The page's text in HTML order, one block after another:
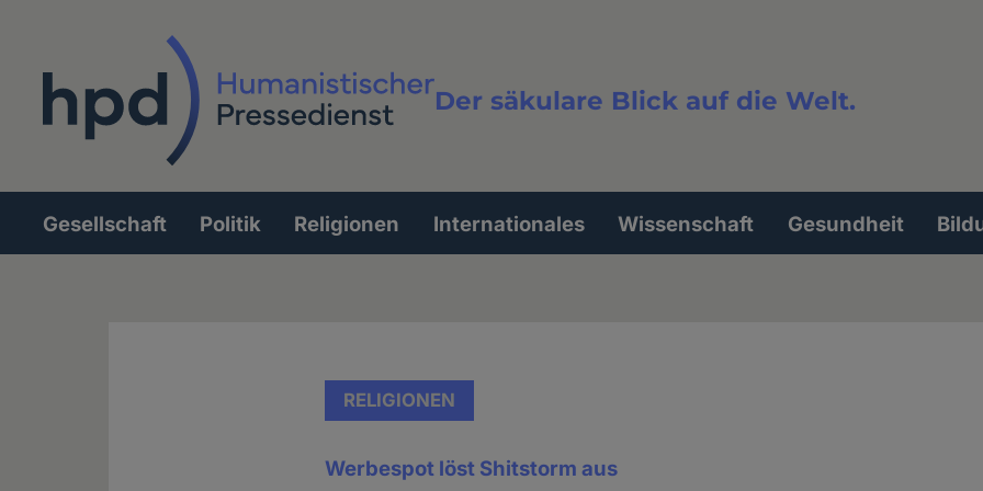
Der säkulare Blick auf die Welt.
Volltextsuche
Hauptnavigation
Gesellschaft Politik Religionen Internationales Wissenschaft Gesundheit
RELIGIONEN
Werbespot löst Shitstorm aus